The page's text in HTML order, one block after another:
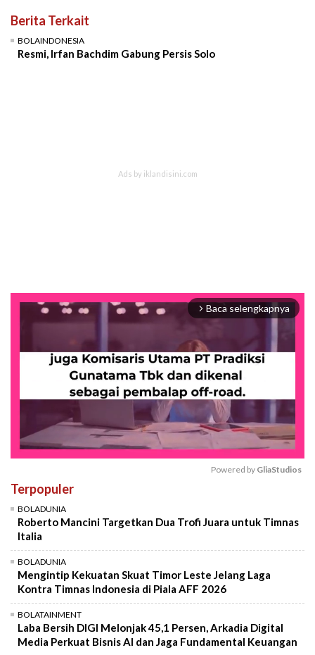
Berita Terkait
BOLAINDONESIA
Resmi, Irfan Bachdim Gabung Persis Solo
arrow_forward_ios Baca selengkapnya
Powered by GliaStudios
Terpopuler
BOLADUNIA
Roberto Mancini Targetkan Dua Trofi Juara untuk Timnas
Italia
BOLADUNIA
Mengintip Kekuatan Skuat Timor Leste Jelang Laga
Kontra Timnas Indonesia di Piala AFF 2026
BOLATAINMENT
Laba Bersih DIGI Melonjak 45,1 Persen, Arkadia Digital
Media Perkuat Bisnis AI dan Jaga Fundamental Keuangan